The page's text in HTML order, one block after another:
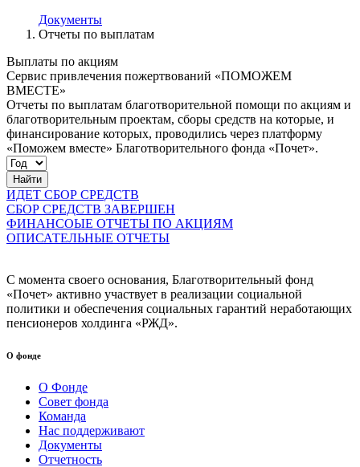
Документы
Отчеты по выплатам
Выплаты по акциям
Сервис привлечения пожертвований «ПОМОЖЕМ
ВМЕСТЕ»
Отчеты по выплатам благотворительной помощи по акциям и
благотворительным проектам, сборы средств на которые, и
финансирование которых, проводились через платформу
«Поможем вместе» Благотворительного фонда «Почет».
Найти
ИДЕТ СБОР СРЕДСТВ
СБОР СРЕДСТВ ЗАВЕРШЕН
ФИНАНСОЫЕ ОТЧЕТЫ ПО АКЦИЯМ
ОПИСАТЕЛЬНЫЕ ОТЧЕТЫ
С момента своего основания, Благотворительный фонд
«Почет» активно участвует в реализации социальной
политики и обеспечения социальных гарантий неработающих
пенсионеров холдинга «РЖД».
О фонде
О Фонде
Совет фонда
Команда
Нас поддерживают
Документы
Отчетность